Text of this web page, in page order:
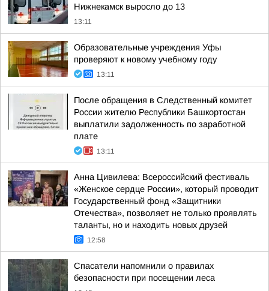
Нижнекамск выросло до 13
13:11
Образовательные учреждения Уфы
проверяют к новому учебному году
13:11
После обращения в Следственный комитет
России жителю Республики Башкортостан
выплатили задолженность по заработной
плате
13:11
Анна Цивилева: Всероссийский фестиваль
«Женское сердце России», который проводит
Государственный фонд «Защитники
Отечества», позволяет не только проявлять
таланты, но и находить новых друзей
12:58
Спасатели напомнили о правилах
безопасности при посещении леса